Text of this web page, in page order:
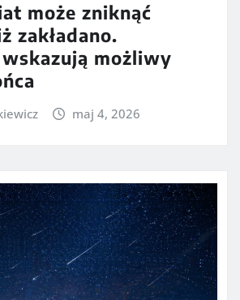
może zniknąć
zakładano.
możliwy
maj 4, 2026